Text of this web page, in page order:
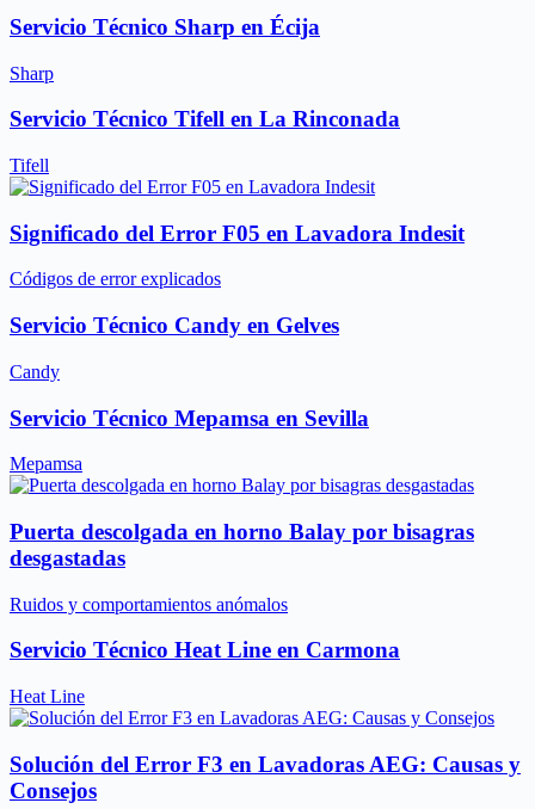
Servicio Técnico Sharp en Écija
Sharp
Servicio Técnico Tifell en La Rinconada
Tifell
Significado del Error F05 en Lavadora Indesit
Códigos de error explicados
Servicio Técnico Candy en Gelves
Candy
Servicio Técnico Mepamsa en Sevilla
Mepamsa
Puerta descolgada en horno Balay por bisagras
desgastadas
Ruidos y comportamientos anómalos
Servicio Técnico Heat Line en Carmona
Heat Line
Solución del Error F3 en Lavadoras AEG: Causas y
Consejos